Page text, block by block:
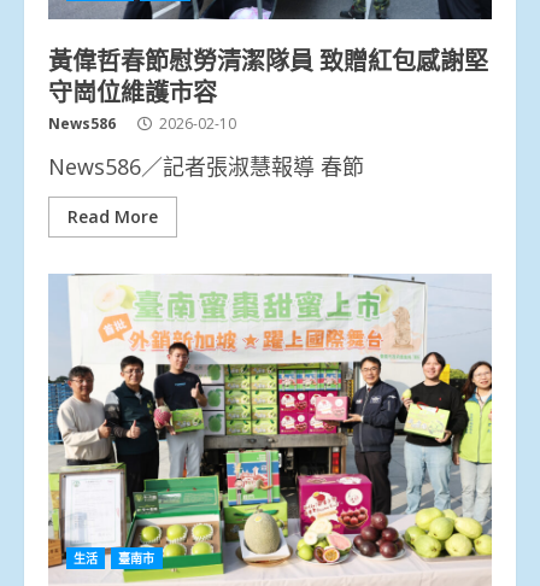
黃偉哲春節慰勞清潔隊員 致贈紅包感謝堅
守崗位維護市容
News586 2026-02-10
News586／記者張淑慧報導 春節
Read More
生活 臺南市